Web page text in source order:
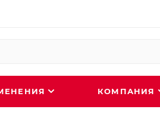
КОМПАНИЯ